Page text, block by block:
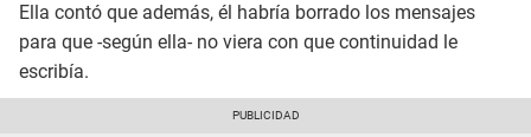
Ella contó que además, él habría borrado los mensajes
para que -según ella- no viera con que continuidad le
escribía.